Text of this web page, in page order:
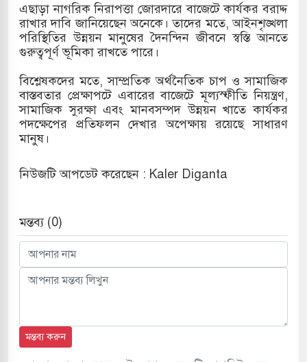
এছাড়া নাগরিক নিরাপত্তা জোরদারে বাজেটে কার্যকর বরাদ্দ
রাখার দাবি জানিয়েছেন অনেকে। তাদের মতে, আইনশৃঙ্খলা
পরিস্থিতির উন্নয়ন মানুষের দৈনন্দিন জীবনে স্বস্তি আনতে
গুরুত্বপূর্ণ ভূমিকা রাখতে পারে।
বিশ্লেষকদের মতে, সাম্প্রতিক অর্থনৈতিক চাপ ও সামাজিক
বাস্তবতার প্রেক্ষাপটে এবারের বাজেটে মূল্যস্ফীতি নিয়ন্ত্রণ,
সামাজিক সুরক্ষা এবং মানবসম্পদ উন্নয়ন খাতে কার্যকর
পদক্ষেপের প্রতিফলন দেখার অপেক্ষায় রয়েছে সাধারণ
মানুষ।
নিউজটি আপডেট করেছেন : Kaler Diganta
মন্তব্য (0)
মন্তব্য করুন